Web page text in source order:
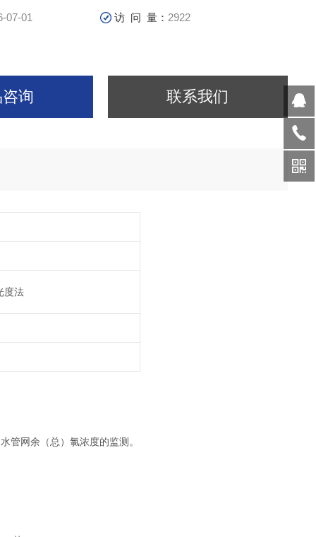
07-01 访 问 量： 2922
询 联系我们
度法
管网余（总）氯浓度的监测。